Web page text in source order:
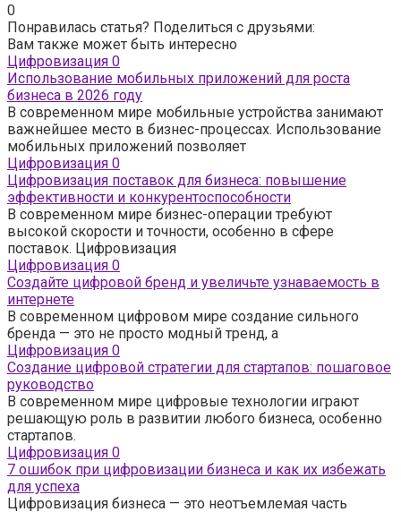
0
Понравилась статья? Поделиться с друзьями:
Вам также может быть интересно
Цифровизация 0
Использование мобильных приложений для роста
бизнеса в 2026 году
В современном мире мобильные устройства занимают
важнейшее место в бизнес-процессах. Использование
мобильных приложений позволяет
Цифровизация 0
Цифровизация поставок для бизнеса: повышение
эффективности и конкурентоспособности
В современном мире бизнес-операции требуют
высокой скорости и точности, особенно в сфере
поставок. Цифровизация
Цифровизация 0
Создайте цифровой бренд и увеличьте узнаваемость в
интернете
В современном цифровом мире создание сильного
бренда — это не просто модный тренд, а
Цифровизация 0
Создание цифровой стратегии для стартапов: пошаговое
руководство
В современном мире цифровые технологии играют
решающую роль в развитии любого бизнеса, особенно
стартапов.
Цифровизация 0
7 ошибок при цифровизации бизнеса и как их избежать
для успеха
Цифровизация бизнеса — это неотъемлемая часть